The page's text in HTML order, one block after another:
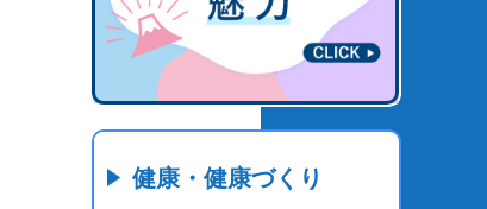
健康・健康づくり